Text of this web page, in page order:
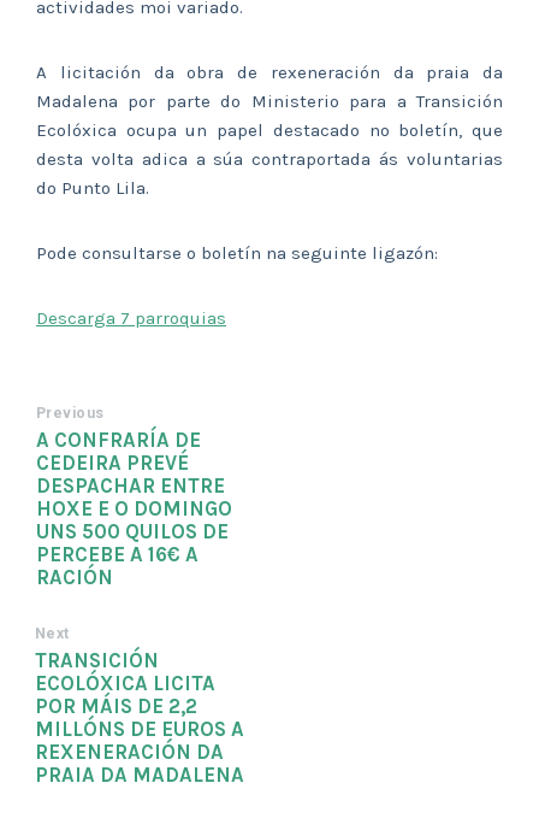
actividades moi variado.
A licitación da obra de rexeneración da praia da
Madalena por parte do Ministerio para a Transición
Ecolóxica ocupa un papel destacado no boletín, que
desta volta adica a súa contraportada ás voluntarias
do Punto Lila.
Pode consultarse o boletín na seguinte ligazón:
Descarga 7 parroquias
Previous
A CONFRARÍA DE
CEDEIRA PREVÉ
DESPACHAR ENTRE
HOXE E O DOMINGO
UNS 500 QUILOS DE
PERCEBE A 16€ A
RACIÓN
Next
TRANSICIÓN
ECOLÓXICA LICITA
POR MÁIS DE 2,2
MILLÓNS DE EUROS A
REXENERACIÓN DA
PRAIA DA MADALENA